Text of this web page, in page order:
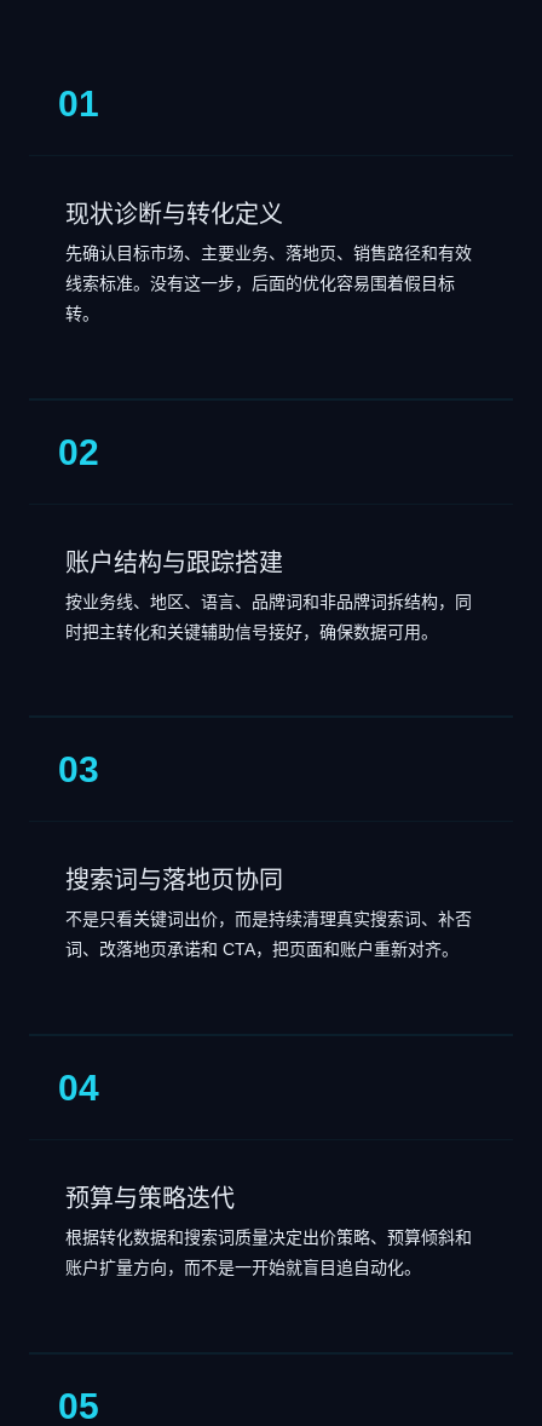
01
现状诊断与转化定义
先确认目标市场、主要业务、落地页、销售路径和有效
线索标准。没有这一步，后面的优化容易围着假目标
转。
02
账户结构与跟踪搭建
按业务线、地区、语言、品牌词和非品牌词拆结构，同
时把主转化和关键辅助信号接好，确保数据可用。
03
搜索词与落地页协同
不是只看关键词出价，而是持续清理真实搜索词、补否
词、改落地页承诺和 CTA，把页面和账户重新对齐。
04
预算与策略迭代
根据转化数据和搜索词质量决定出价策略、预算倾斜和
账户扩量方向，而不是一开始就盲目追自动化。
05